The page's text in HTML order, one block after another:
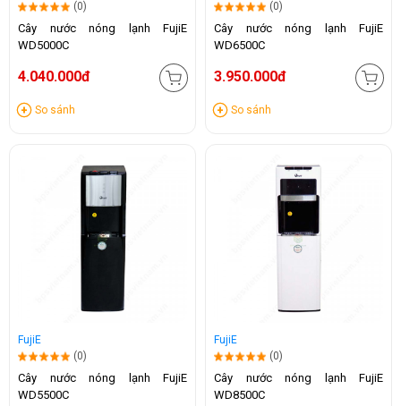
(0)
Cây nước nóng lạnh FujiE
WD5000C
4.040.000đ
So sánh
(0)
Cây nước nóng lạnh FujiE
WD6500C
3.950.000đ
So sánh
FujiE
(0)
Cây nước nóng lạnh FujiE
WD5500C
FujiE
(0)
Cây nước nóng lạnh FujiE
WD8500C